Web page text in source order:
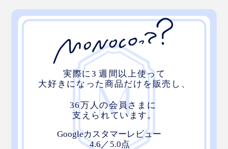
長すぎると感じたら、モノを包んだ状態（引っ張った状
態）で、２cm以上残るようにカットしてみてくださ
お手入れは洗濯機で。色落ちの心配がなく、ガシガシ洗
っても大丈夫。使ううちに伸びてきますが、スチームア
イロンをかけると、ほぼ元の形に戻ります。